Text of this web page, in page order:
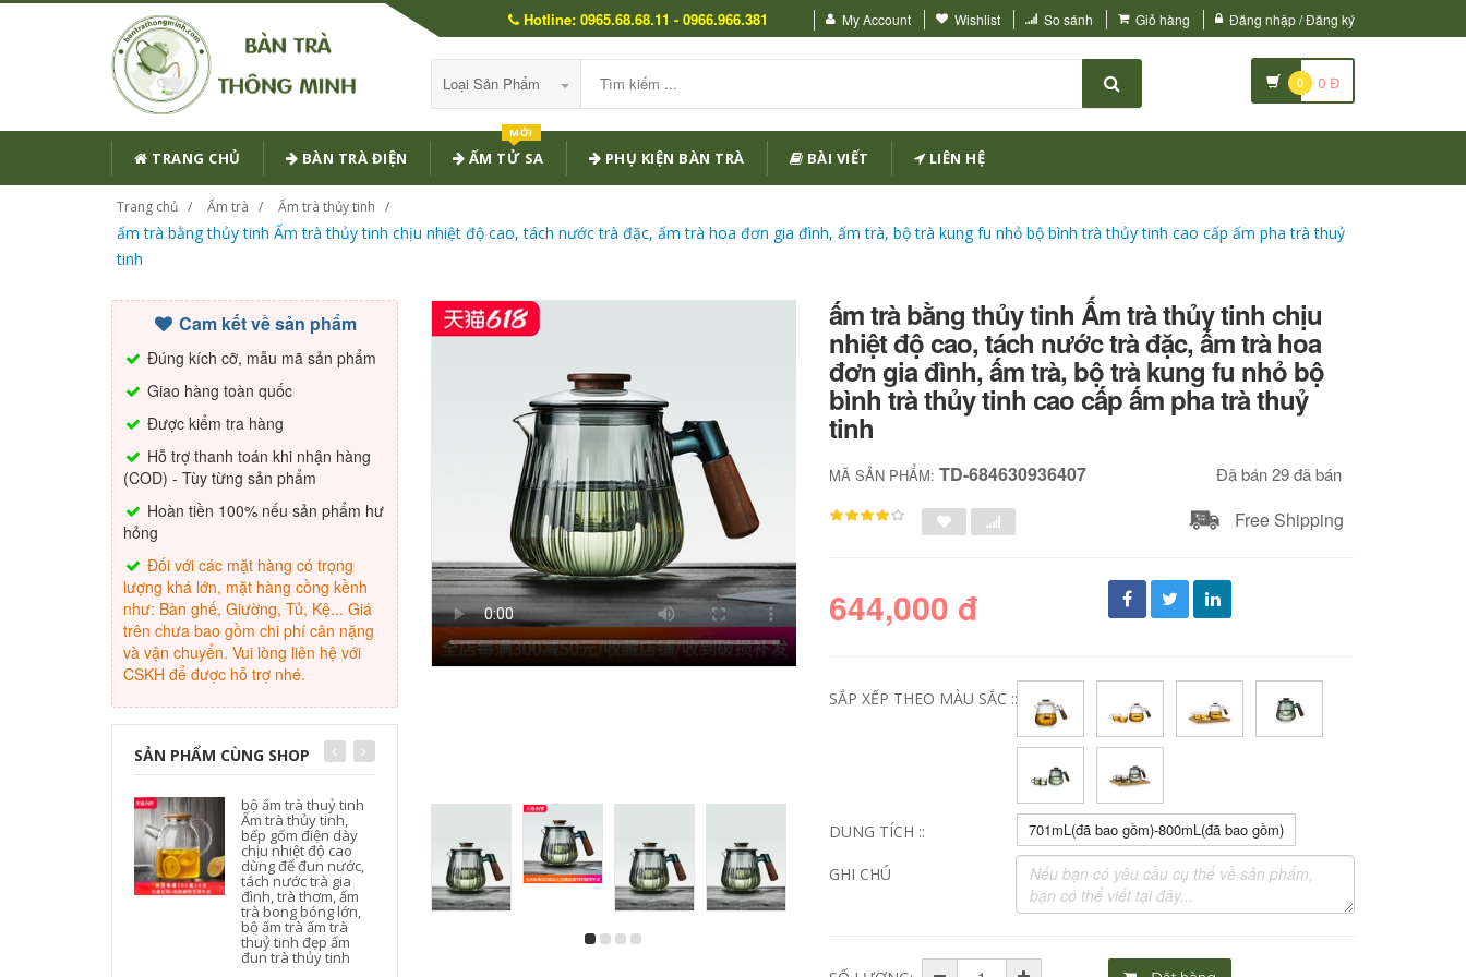
Hotline: 0965.68.68.11 - 0966.966.381 My Account Wishlist So sánh Giỏ hàng Đăng nhập / Đăng ký
Loại Sản Phẩm 0 0 Đ
TRANG CHỦ BÀN TRÀ ĐIỆN ẤM TỬ SA
MỚI
PHỤ KIỆN BÀN TRÀ BÀI VIẾT LIÊN HỆ
Trang chủ Ấm trà Ấm trà thủy tinh
ấm trà bằng thủy tinh Ấm trà thủy tinh chịu nhiệt độ cao, tách nước trà đặc, ấm trà hoa đơn gia đình, ấm trà, bộ trà kung fu nhỏ bộ bình trà thủy tinh cao cấp ấm pha trà thuỷ
tinh
Cam kết về sản phẩm
Đúng kích cỡ, mẫu mã sản phẩm
Giao hàng toàn quốc
Được kiểm tra hàng
Hỗ trợ thanh toán khi nhận hàng
(COD) - Tùy từng sản phẩm
Hoàn tiền 100% nếu sản phẩm hư
hỏng
Đối với các mặt hàng có trọng
lượng khá lớn, mặt hàng cồng kềnh
như: Bàn ghế, Giường, Tủ, Kệ... Giá
trên chưa bao gồm chi phí cân nặng
và vận chuyển. Vui lòng liên hệ với
CSKH để được hỗ trợ nhé.
SẢN PHẨM CÙNG SHOP
bộ ấm trà thuỷ tinh
Ấm trà thủy tinh,
bếp gốm điện dày
chịu nhiệt độ cao
dùng để đun nước,
tách nước trà gia
đình, trà thơm, ấm
trà bong bóng lớn,
bộ ấm trà ấm trà
thuỷ tinh đẹp ấm
đun trà thủy tinh
Chịu Nhiệt Độ Cao
Ấm Trà Thủy Tinh
Dày Nồi Đơn Trà
Tách Nước Hộ Gia
Đình Hoa Nhỏ Ấm
Trà Kung Fu Ấm Trà
Bộ Trà ấm thuỷ tinh
pha trà bình đun trà
Chịu Nhiệt Độ Cao
Dày Nồi Đơn Trà
Tách Nước Hộ Gia
Đình Hoa Nhỏ Ấm
Trà Kung Fu Trà Đặc
Biệt Ấm Trà bình trà
thuỷ tinh có lõi lọc
ấm trà bằng thủy tinh Ấm trà thủy tinh chịu
nhiệt độ cao, tách nước trà đặc, ấm trà hoa
đơn gia đình, ấm trà, bộ trà kung fu nhỏ bộ
bình trà thủy tinh cao cấp ấm pha trà thuỷ
tinh
MÃ SẢN PHẨM:TD-684630936407 Đã bán 29 đã bán
Free Shipping
644,000 đ
SẮP XẾP THEO MÀU SẮC ::
DUNG TÍCH :: 701mL(đã bao gồm)-800mL(đã bao gồm)
GHI CHÚ